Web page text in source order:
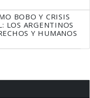
BOBO Y CRISIS
LOS ARGENTINOS
Y HUMANOS